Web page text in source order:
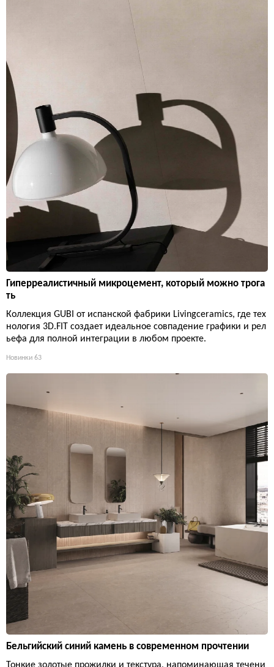
Гиперреалистичный микроцемент, который можно трога
ть
Коллекция GUBI от испанской фабрики Livingceramics, где тех
нология 3D.FIT создает идеальное совпадение графики и рел
ьефа для полной интеграции в любом проекте.
Новинки 63
Бельгийский синий камень в современном прочтении